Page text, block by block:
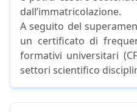
dall’immatricolazione.
A seguito del
un certificato di
formativi universitari
settori scientifico